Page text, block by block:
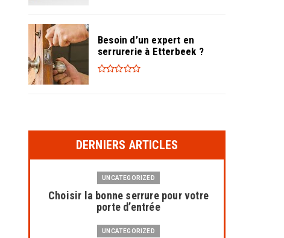
Besoin d’un expert en
serrurerie à Etterbeek ?
DERNIERS ARTICLES
UNCATEGORIZED
Choisir la bonne serrure pour votre
porte d’entrée
UNCATEGORIZED